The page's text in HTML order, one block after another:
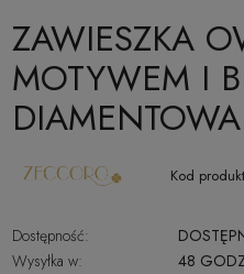
ZAWIESZKA
MOTYWEM I
Kod
Dostępność:
Wysyłka w:
48